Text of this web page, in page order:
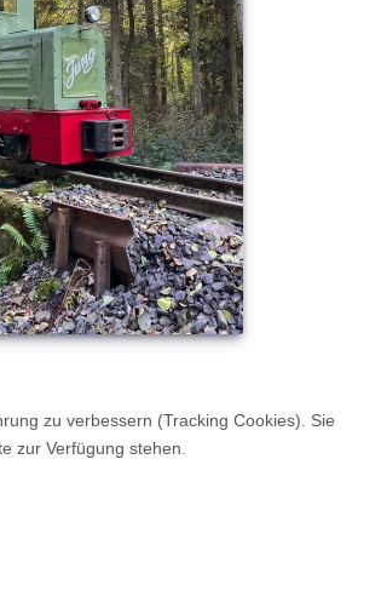
zu verbessern (Tracking Cookies). Sie
zur Verfügung stehen.